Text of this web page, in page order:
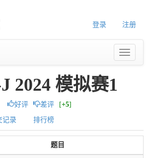
登录 注册
2024 模拟赛1
好评 差评 [+5]
记录 排行榜
题目